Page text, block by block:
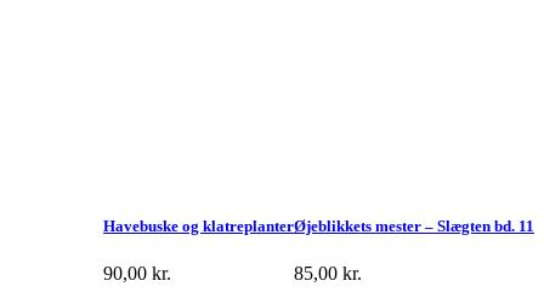
Øjeblikkets mester – Slægten bd. 11
85,00 kr.
Havebuske og klatreplanter
90,00 kr.